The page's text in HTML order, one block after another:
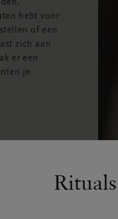
hebt voor
of een
zich aan
er een
je